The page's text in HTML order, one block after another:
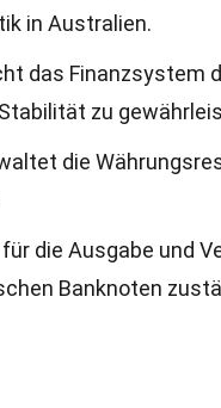
in Australien.
das Finanzsystem
zu
die
die Ausgabe und
Banknoten